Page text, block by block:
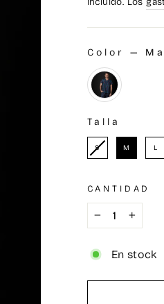
Color —
COLOR
Talla
TALLA
S M L
CANTIDAD
+
En stock